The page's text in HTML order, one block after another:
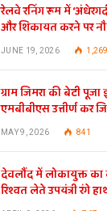
रेलवे रनिंग रूम में
और शिकायत करने पर
JUNE 19, 2026 1,269
ग्राम जिमरा की बेटी पूजा
एमबीबीएस उत्तीर्ण कर
MAY 9, 2026 841
देवलौंद में लोकायुक्त का
रिश्वत लेते उपयंत्री रंगे